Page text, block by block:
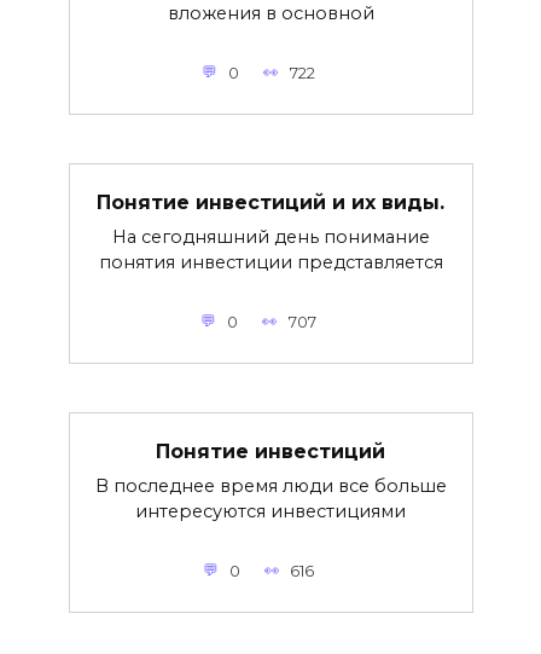
вложения в основной
0 722
Понятие инвестиций и их виды.
На сегодняшний день понимание
понятия инвестиции представляется
0 707
Понятие инвестиций
В последнее время люди все больше
интересуются инвестициями
0 616